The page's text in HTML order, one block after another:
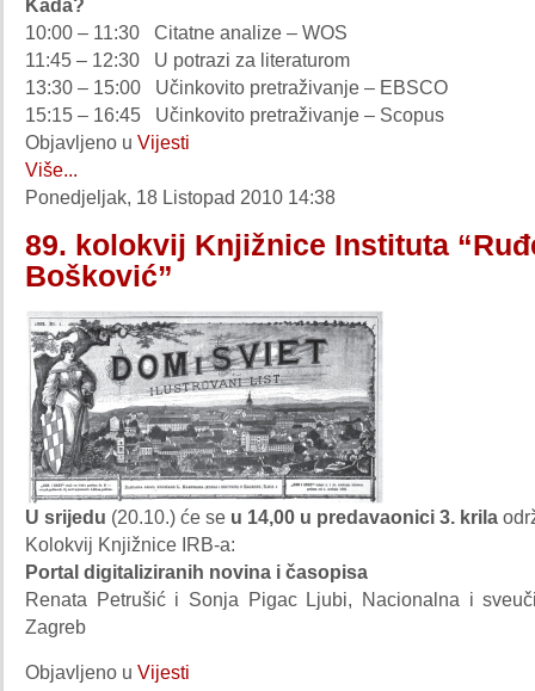
Kada?
10:00 – 11:30 Citatne analize – WOS
11:45 – 12:30 U potrazi za literaturom
13:30 – 15:00 Učinkovito pretraživanje – EBSCO
15:15 – 16:45 Učinkovito pretraživanje – Scopus
Objavljeno u Vijesti
Više...
Ponedjeljak, 18 Listopad 2010 14:38
89. kolokvij Knjižnice Instituta
Bošković”
U srijedu (20.10.) će se u 14,00 u predavaonici 3. krila
Kolokvij Knjižnice IRB-a:
Portal digitaliziranih novina i časopisa
Renata Petrušić i Sonja Pigac Ljubi, Nacionalna i
Zagreb
Objavljeno u Vijesti